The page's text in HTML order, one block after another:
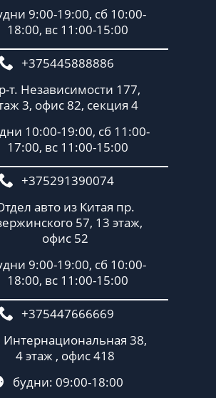
9:00-19:00, сб 10:00-
18:00, вс 11:00-15:00
+375445888886
т. Независимости 177,
3, офис 82, секция 4
10:00-19:00, сб 11:00-
17:00, вс 11:00-15:00
+375291390074
авто из Китая пр.
57, 13 этаж,
офис 52
9:00-19:00, сб 10:00-
18:00, вс 11:00-15:00
+375447666669
Интернациональная 38,
4 этаж , офис 418
будни: 09:00-18:00